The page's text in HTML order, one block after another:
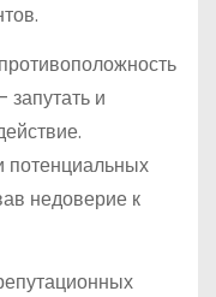
запутать и
потенциальных
недоверие к